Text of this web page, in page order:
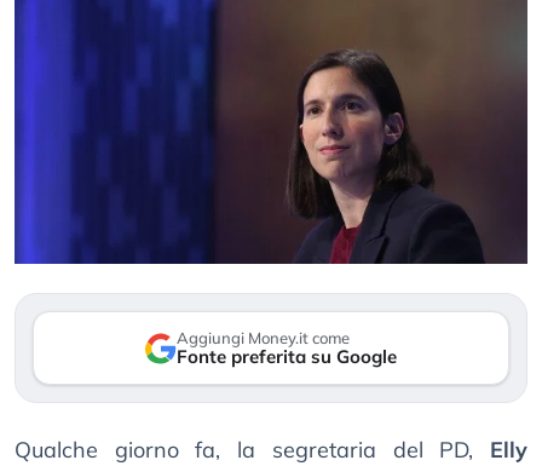
Aggiungi Money.it come
Fonte preferita su Google
Qualche giorno fa, la segretaria del PD, Elly